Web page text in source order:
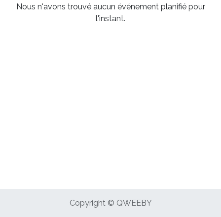
Nous n'avons trouvé aucun événement planifié pour
l'instant.
Copyright © QWEEBY